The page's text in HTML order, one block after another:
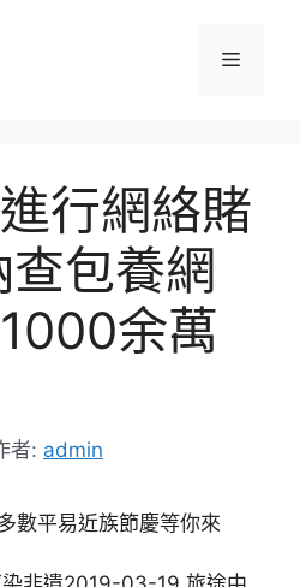
選
行網絡賭
包養網
余萬
者: admin
數平易近族節慶等你來